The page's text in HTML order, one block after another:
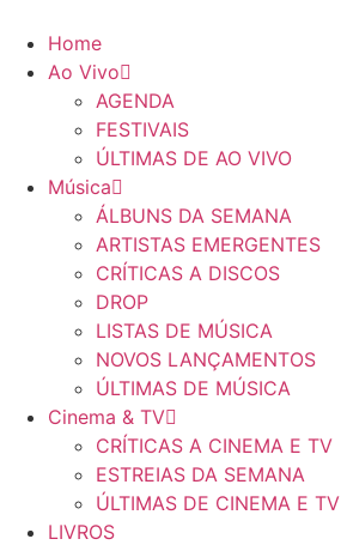
para
conteúdo
Home
Ao Vivo
AGENDA
FESTIVAIS
ÚLTIMAS DE AO VIVO
Música
ÁLBUNS DA SEMANA
ARTISTAS EMERGENTES
CRÍTICAS A DISCOS
DROP
LISTAS DE MÚSICA
NOVOS LANÇAMENTOS
ÚLTIMAS DE MÚSICA
Cinema & TV
CRÍTICAS A CINEMA E TV
ESTREIAS DA SEMANA
ÚLTIMAS DE CINEMA E TV
LIVROS